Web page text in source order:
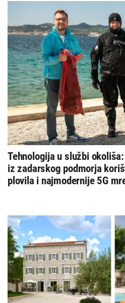
Tehnologija u službi
iz zadarskog podmorja
plovila i najmodernije 5G